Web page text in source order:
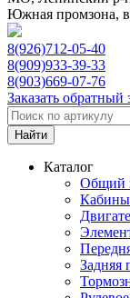
Южная промзона,
8(926)712-05-40
8(909)933-39-33
8(903)669-07-76
Заказать обратный
Каталог
Общий
Кабины
Задняя